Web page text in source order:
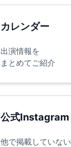
カレンダー
出演情報を
まとめてご紹介
公式Instagram
他で掲載していない